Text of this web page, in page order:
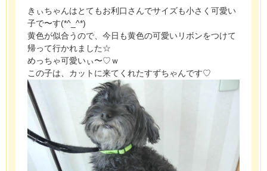
きぃちゃんはとてもお利口さんでサイズも小さく可愛い
子で〜す(*^_^*)
黄色が似合うので、今日も黄色の可愛いリボンをつけて
帰って行かれました☆
めっちゃ可愛いぃ〜♡ｗ
この子は、カットに来てくれたすずちゃんです♡